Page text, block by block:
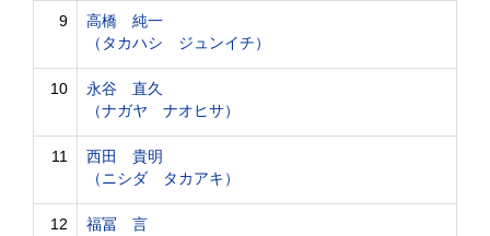
9
高橋 純一
（タカハシ ジュンイチ）
10
永谷 直久
（ナガヤ ナオヒサ）
11
西田 貴明
（ニシダ タカアキ）
12
福冨 言